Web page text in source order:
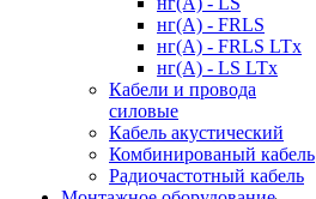
нг(А) - FRLS
нг(А) - FRLS LTx
нг(А) - LS LTx
Кабели и провода
силовые
Кабель акустический
Комбинированый кабель
Радиочастотный кабель